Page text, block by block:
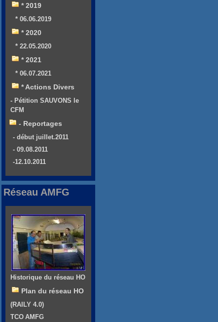
* 2019
* 06.06.2019
* 2020
* 22.05.2020
* 2021
* 06.07.2021
* Actions Divers
- Pétition SAUVONS le
CFM
- Reportages
- début juillet.2011
- 09.08.2011
-12.10.2011
Réseau AMFG
Historique du réseau HO
Plan du réseau HO
(RAILY 4.0)
TCO AMFG